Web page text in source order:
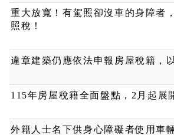
重大放寬！有駕照卻沒車的身障者
照稅！
違章建築仍應依法申報房屋稅籍，
115年房屋稅籍全面盤點，2月起展
外籍人士名下供身心障礙者使用車